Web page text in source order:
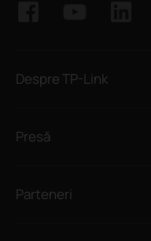
Despre TP-Link
Presă
Parteneri